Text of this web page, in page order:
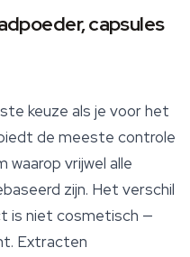
capsules
keuze als je voor het
de meeste controle
waarop vrijwel alle
zijn. Het verschil
is niet cosmetisch —
Extracten